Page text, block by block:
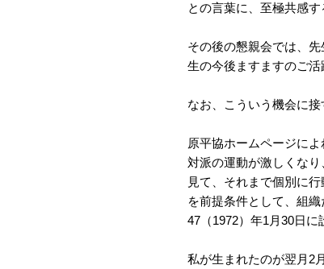
との言葉に、至極共感
その後の懇親会では、
生の今後ますますのご活
なお、こういう機会に接
原平協ホームページに
対派の運動が激しくな
見て、それまで個別に
を前提条件として、組
47（1972）年1月30日に
私が生まれたのが翌月2